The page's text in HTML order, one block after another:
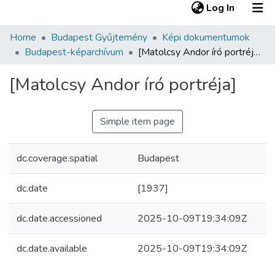
Log In (current)
Communities & Collections
Statistics
Home Budapest Gyűjtemény
Képi dokumentumok
Budapest-képarchívum
[Matolcsy Andor író portréja]
[Matolcsy Andor író portréja]
Simple item page
dc.coverage.spatial Budapest
dc.date [1937]
dc.date.accessioned 2025-10-09T19:34:09Z
dc.date.available 2025-10-09T19:34:09Z